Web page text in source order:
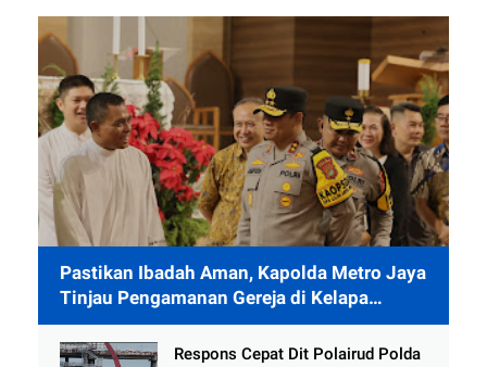
Pastikan Ibadah Aman, Kapolda Metro Jaya
Tinjau Pengamanan Gereja di Kelapa
Gading
Respons Cepat Dit Polairud Polda